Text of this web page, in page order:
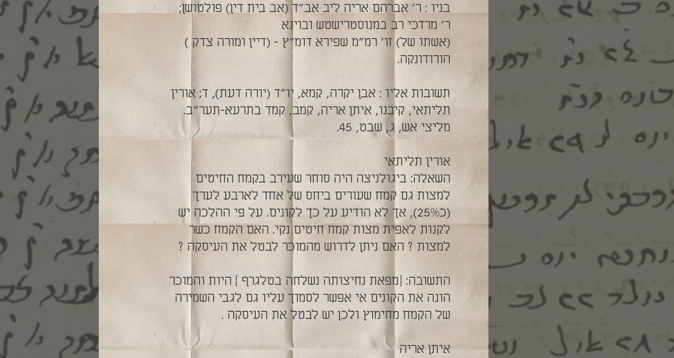
בניו : ר' אברהם אריה ליב אב"ד (אב בית דין) פולטושן;
ר' מרדכי רב במנוסטרישטש ובוינא
(אשתו של) זו' רמ"מ שפירא דומ"ץ - (דיין ומורה צדק )
הורודונקה.
תשובות אליו : אבן יקרה, קמא, יו"ד (יורה דעת), ד; אורין
תליתאי, קיבנו, איתן אריה, קמב, קמד בתרעא-תער"ב.
מליצי אש, ג, שבט, 45.
אורין תליתאי
השאלה: ביגולניצה היה סוחר שעירב בקמח החיטים
למצות גם קמח שעורים ביחס של אחד לארבע לערך
(כ25%), אך לא הודיע על כך לקונים. על פי ההלכה יש
לקנות לאפית מצות קמח חיטים נקי. האם הקמח כשר
למצות ? האם ניתן לדרוש מהמוכר לבטל את העיסקה ?
התשובה: [מפאת נחיצותה נשלחה בטלגרף ] היות והמוכר
הונה את הקונים אי אפשר לסמוך עליו גם לגבי השמירה
של הקמח מחימוץ ולכן יש לבטל את העיסקה .
איתן אריה